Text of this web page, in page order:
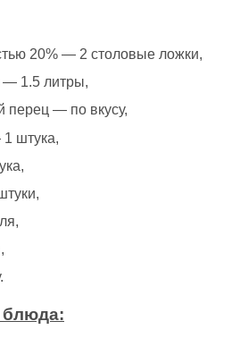
20% — 2 столовые ложки,
— 1.5 литры,
перец — по вкусу,
штука,
блюда: